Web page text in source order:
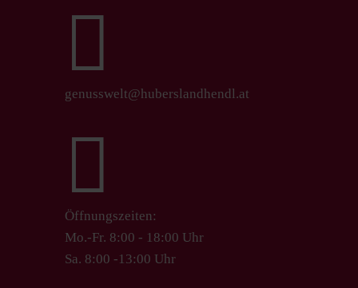

genusswelt@huberslandhendl.at

Öffnungszeiten:
Mo.-Fr. 8:00 - 18:00 Uhr
Sa. 8:00 -13:00 Uhr